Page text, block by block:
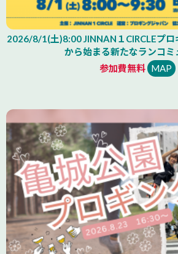
2026/8/1(土)8:00 JINNAN１CIRCLEプ
から始まる新たなランコミ
参加費無料 MAP